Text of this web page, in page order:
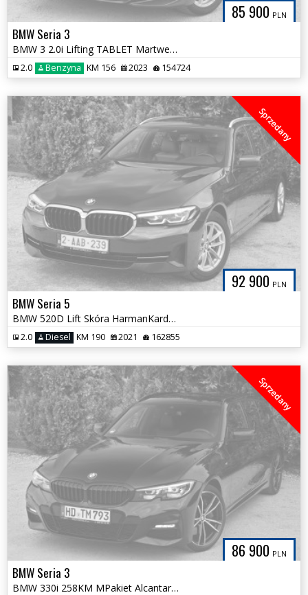
85 900 PLN
BMW Seria 3
BMW 3 2.0i Lifting TABLET Martwe Pole Serwis ASO Zadbana Gwarancja
2.0 Benzyna KM 156 2023 154724
92 900 PLN
Sprzedany
BMW Seria 5
BMW 520D Lift Skóra HarmanKardon FULL LED Bezwypadkowa Tylko 162tys km
2.0 Diesel KM 190 2021 162855
86 900 PLN
Sprzedany
BMW Seria 3
BMW 330i 258KM MPakiet Alcantara HiFi FULL LED Serwis ASO Zadbana